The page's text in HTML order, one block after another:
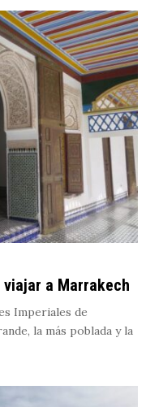
a Marrakech
Imperiales de
la más poblada y la